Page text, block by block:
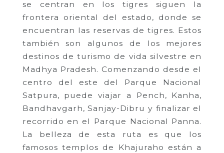
se centran en los tigres siguen la
frontera oriental del estado, donde se
encuentran las reservas de tigres. Estos
también son algunos de los mejores
destinos de turismo de vida silvestre en
Madhya Pradesh. Comenzando desde el
centro del este del Parque Nacional
Satpura, puede viajar a Pench, Kanha,
Bandhavgarh, Sanjay-Dibru y finalizar el
recorrido en el Parque Nacional Panna.
La belleza de esta ruta es que los
famosos templos de Khajuraho están a